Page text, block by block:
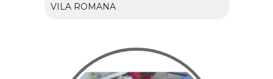
VILA ROMANA